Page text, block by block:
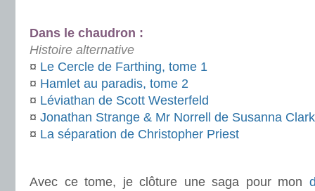
Dans le chaudron :
Histoire alternative
¤ Le Cercle de Farthing, tome 1
¤ Hamlet au paradis, tome 2
¤ Léviathan de Scott Westerfeld
¤ Jonathan Strange & Mr Norrell de Susanna
¤ La séparation de Christopher Priest
Avec ce tome, je clôture une saga pour mon